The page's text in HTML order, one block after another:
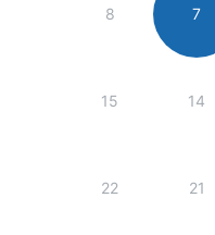
7
8
14
15
21
22